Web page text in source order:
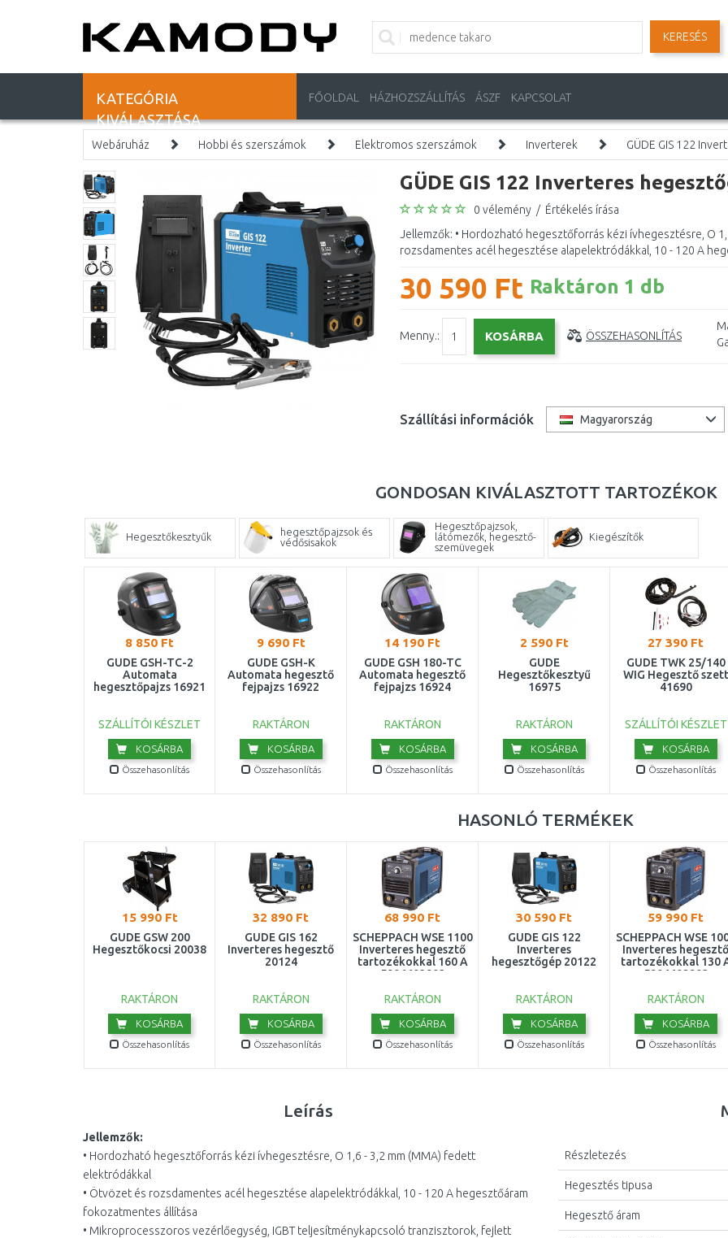
KERESÉS
KATEGÓRIA
KIVÁLASZTÁSA
FŐOLDAL HÁZHOZSZÁLLÍTÁS ÁSZF KAPCSOLAT
Webáruház Hobbi és szerszámok Elektromos szerszámok Inverterek GÜDE GIS 122
GÜDE GIS 122 Inverteres
0 vélemény / Értékelés írása
Jellemzők: • Hordozható hegesztőforrás kézi ívhegesztésre, O
rozsdamentes acél hegesztése alapelektródákkal, 10 - 120 A
30 590 Ft Raktáron 1 db
Menny.: ÖSSZEHASONLÍTÁS
Szállítási információk Magyarország
GONDOSAN KIVÁLASZTOTT TARTOZÉKOK
Hegesztőkesztyűk
hegesztőpajzsok és
védősisakok
Hegesztőpajzsok,
látómezők, hegesztő-
szemüvegek
Kiegészítők
8 850 Ft
GÜDE GSH-TC-2
Automata
hegesztőpajzs 16921
SZÁLLÍTÓI KÉSZLET
KOSÁRBA
Összehasonlítás
9 690 Ft
GÜDE GSH-K
Automata hegesztő
fejpajzs 16922
RAKTÁRON
KOSÁRBA
Összehasonlítás
14 190 Ft
GÜDE GSH 180-TC
Automata hegesztő
fejpajzs 16924
RAKTÁRON
KOSÁRBA
Összehasonlítás
2 590 Ft
GÜDE
Hegesztőkesztyű
16975
RAKTÁRON
KOSÁRBA
Összehasonlítás
27 390 Ft
GÜDE TWK 25/140
WIG Hegesztő szett
41690
SZÁLLÍTÓI KÉSZLET
KOSÁRBA
Összehasonlítás
HASONLÓ TERMÉKEK
15 990 Ft
GÜDE GSW 200
Hegesztőkocsi 20038
RAKTÁRON
KOSÁRBA
Összehasonlítás
32 890 Ft
GÜDE GIS 162
Inverteres hegesztő
20124
RAKTÁRON
KOSÁRBA
Összehasonlítás
68 990 Ft
SCHEPPACH WSE 1100
Inverteres hegesztő
tartozékokkal 160 A
5906603903
RAKTÁRON
KOSÁRBA
Összehasonlítás
30 590 Ft
GÜDE GIS 122
Inverteres
hegesztőgép 20122
RAKTÁRON
KOSÁRBA
Összehasonlítás
59 990 Ft
SCHEPPACH WSE
Inverteres hegesztő
tartozékokkal 130
5906602903
RAKTÁRON
KOSÁRBA
Összehasonlítás
Leírás
Jellemzők:
• Hordozható hegesztőforrás kézi ívhegesztésre, O 1,6 - 3,2 mm (MMA) fedett
elektródákkal
• Ötvözet és rozsdamentes acél hegesztése alapelektródákkal, 10 - 120 A hegesztőáram
fokozatmentes állítása
• Mikroprocesszoros vezérlőegység, IGBT teljesítménykapcsoló tranzisztorok, fejlett
Részletezés
Hegesztés tipusa
Hegesztő áram